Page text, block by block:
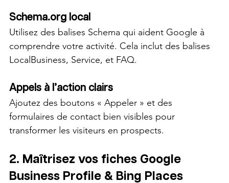
Schema.org local
Utilisez des balises Schema qui aident Google à
comprendre votre activité. Cela inclut des balises
LocalBusiness, Service, et FAQ.
Appels à l’action clairs
Ajoutez des boutons « Appeler » et des
formulaires de contact bien visibles pour
transformer les visiteurs en prospects.
2. Maîtrisez vos fiches Google
Business Profile & Bing Places